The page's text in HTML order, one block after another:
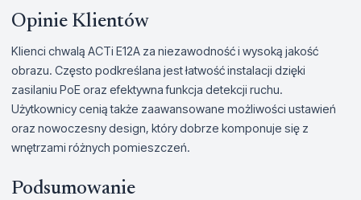
Opinie Klientów
Klienci chwalą ACTi E12A za niezawodność i wysoką jakość
obrazu. Często podkreślana jest łatwość instalacji dzięki
zasilaniu PoE oraz efektywna funkcja detekcji ruchu.
Użytkownicy cenią także zaawansowane możliwości ustawień
oraz nowoczesny design, który dobrze komponuje się z
wnętrzami różnych pomieszczeń.
Podsumowanie